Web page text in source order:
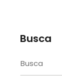
Busca
Search
for: